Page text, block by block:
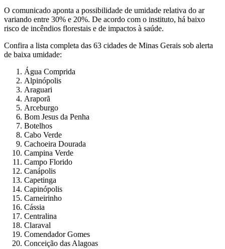
O comunicado aponta a possibilidade de umidade relativa do ar
variando entre 30% e 20%. De acordo com o instituto, há baixo
risco de incêndios florestais e de impactos à saúde.
Confira a lista completa das 63 cidades de Minas Gerais sob alerta
de baixa umidade:
Água Comprida
Alpinópolis
Araguari
Araporã
Arceburgo
Bom Jesus da Penha
Botelhos
Cabo Verde
Cachoeira Dourada
Campina Verde
Campo Florido
Canápolis
Capetinga
Capinópolis
Carneirinho
Cássia
Centralina
Claraval
Comendador Gomes
Conceição das Alagoas